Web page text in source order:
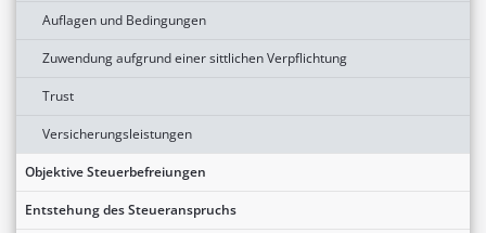
Auflagen und Bedingungen
Zuwendung aufgrund einer sittlichen Verpflichtung
Trust
Versicherungsleistungen
Objektive Steuerbefreiungen
Entstehung des Steueranspruchs